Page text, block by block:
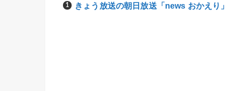
きょう放送の朝日放送「news おかえり